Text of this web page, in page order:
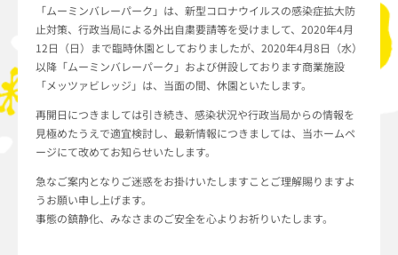
「ムーミンバレーパーク」は、新型コロナウイルスの感染症拡大防
止対策、行政当局による外出自粛要請等を受けまして、2020年4月
12日（日）まで臨時休園としておりましたが、2020年4月8日（水）
以降「ムーミンバレーパーク」および併設しております商業施設
「メッツァビレッジ」は、当面の間、休園といたします。
再開日につきましては引き続き、感染状況や行政当局からの情報を
見極めたうえで適宜検討し、最新情報につきましては、当ホームペ
ージにて改めてお知らせいたします。
急なご案内となりご迷惑をお掛けいたしますことご理解賜りますよ
うお願い申し上げます。
事態の鎮静化、みなさまのご安全を心よりお祈りいたします。